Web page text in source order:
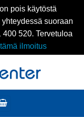
pois käytöstä
suoraan
520. Tervetuloa
ilmoitus